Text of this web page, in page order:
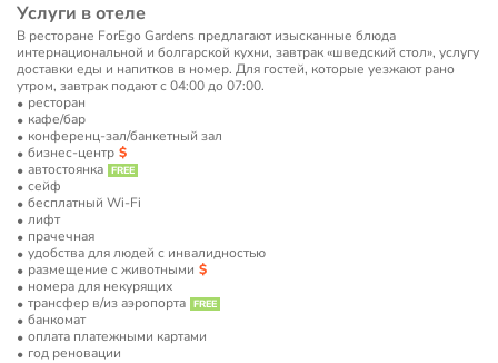
Услуги в отеле
В ресторане ForEgo Gardens предлагают изысканные блюда
интернациональной и болгарской кухни, завтрак «шведский стол», услугу
доставки еды и напитков в номер. Для гостей, которые уезжают рано
утром, завтрак подают с 04:00 до 07:00.
ресторан
кафе/бар
конференц-зал/банкетный зал
бизнес-центр
автостоянка
сейф
бесплатный Wi-Fi
лифт
прачечная
удобства для людей с инвалидностью
размещение с животными
номера для некурящих
трансфер в/из аэропорта
банкомат
оплата платежными картами
год реновации